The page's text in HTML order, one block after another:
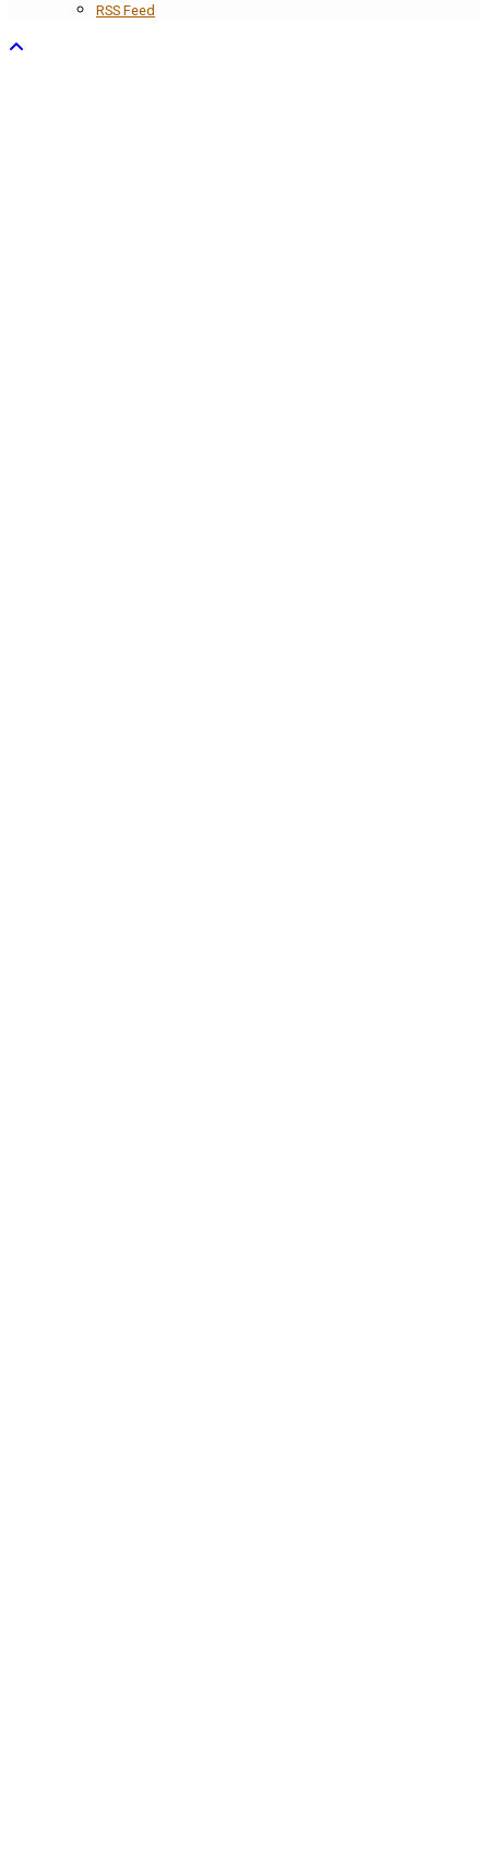
RSS Feed